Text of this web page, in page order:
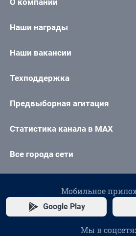
О компании
Наши награды
Наши вакансии
Техподдержка
Предвыборная агитация
Статистика канала в MAX
Все города сети
Мобильное
Google Play
Мы в